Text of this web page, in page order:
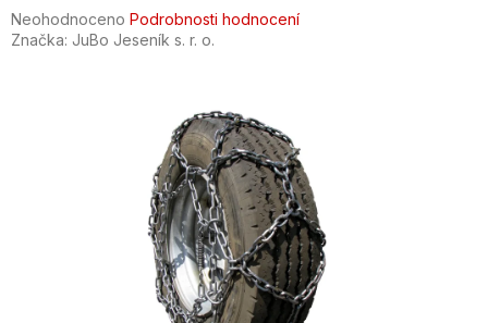
Průměrné
hodnocení
Neohodnoceno Podrobnosti hodnocení
Značka: JuBo Jeseník s. r. o.